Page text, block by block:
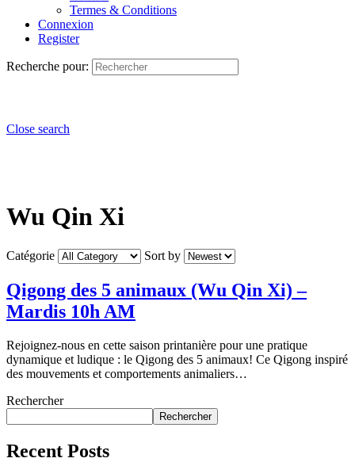
Termes & Conditions
Connexion
Register
Recherche pour:
Close search
Wu Qin Xi
Catégorie Sort by
Qigong des 5 animaux (Wu Qin Xi) –
Mardis 10h AM
Rejoignez-nous en cette saison printanière pour une pratique
dynamique et ludique : le Qigong des 5 animaux! Ce Qigong inspiré
des mouvements et comportements animaliers…
Rechercher
Rechercher
Recent Posts